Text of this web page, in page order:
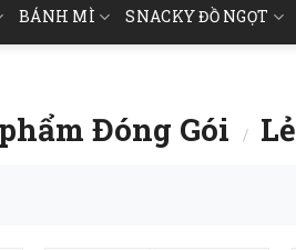
BÁNH MÌ SNACKY ĐỒ NGỌT
Đóng Gói / Lẻ